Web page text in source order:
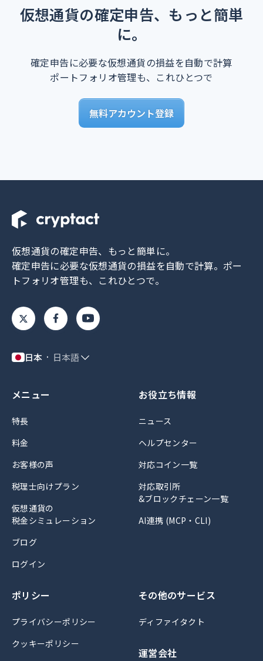
仮想通貨の確定申告、もっと簡単
に。
確定申告に必要な仮想通貨の損益を自動で計算
ポートフォリオ管理も、これひとつで
無料アカウント登録
仮想通貨の確定申告、もっと簡単に。
確定申告に必要な仮想通貨の損益を自動で計算。 ポー
トフォリオ管理も、これひとつで。
日本 日本語
メニュー
特長
料金
お客様の声
税理士向けプラン
仮想通貨の
税金シミュレーション
ブログ
ログイン
お役立ち情報
ニュース
ヘルプセンター
対応コイン一覧
対応取引所
&ブロックチェーン一覧
AI連携 (MCP・CLI)
ポリシー
プライバシーポリシー
クッキーポリシー
その他のサービス
ディファイタクト
運営会社